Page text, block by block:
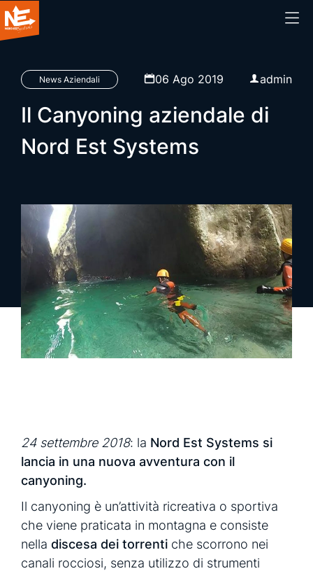
Home
Chi siamo
Cosa facciamo
Blog
Webinar
richiedi una demo
News Aziendali 06 Ago 2019 admin
Il Canyoning aziendale di
Nord Est Systems
24 settembre 2018: la Nord Est Systems si
lancia in una nuova avventura con il
canyoning.
Il canyoning è un’attività ricreativa o sportiva
che viene praticata in montagna e consiste
nella discesa dei torrenti che scorrono nei
canali rocciosi, senza utilizzo di strumenti